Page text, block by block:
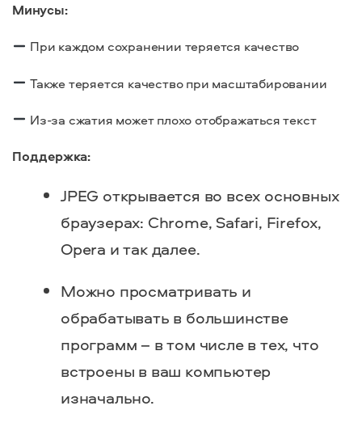
Минусы:
При каждом сохранении теряется качество
Также теряется качество при масштабировании
Из-за сжатия может плохо отображаться текст
Поддержка:
JPEG открывается во всех основных
браузерах: Chrome, Safari, Firefox,
Opera и так далее.
Можно просматривать и
обрабатывать в большинстве
программ – в том числе в тех, что
встроены в ваш компьютер
изначально.